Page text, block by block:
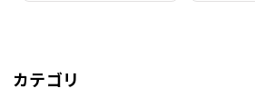
カテゴリ